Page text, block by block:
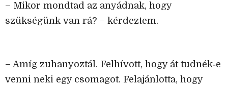
– Mikor mondtad az anyádnak, hogy
szükségünk van rá? – kérdeztem.
– Amíg zuhanyoztál. Felhívott, hogy át tudnék‑e
venni neki egy csomagot. Felajánlotta, hogy